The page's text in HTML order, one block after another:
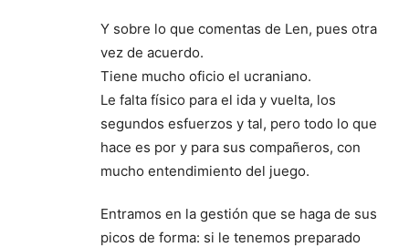
Y sobre lo que comentas de Len, pues otra
vez de acuerdo.
Tiene mucho oficio el ucraniano.
Le falta físico para el ida y vuelta, los
segundos esfuerzos y tal, pero todo lo que
hace es por y para sus compañeros, con
mucho entendimiento del juego.
Entramos en la gestión que se haga de sus
picos de forma: si le tenemos preparado